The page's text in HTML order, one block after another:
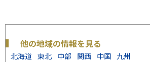
他の地域の情報を見る
北海道 東北 中部 関西 中国 九州